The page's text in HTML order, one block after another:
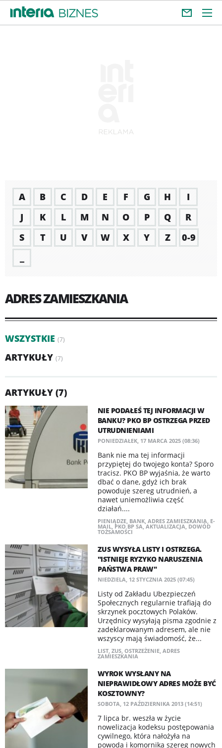
A B C D E F G H
I
J
K L M N O P Q
R
S
T U V W X Y Z
0-9
ADRES ZAMIESZKANIA
WSZYSTKIE (7)
ARTYKUŁY (7)
ARTYKUŁY (7)
NIE PODAŁEŚ TEJ INFORMACJI W
BANKU? PKO BP OSTRZEGA PRZED
UTRUDNIENIAMI
PONIEDZIAŁEK, 17 MARCA 2025 (08:36)
Bank nie ma tej informacji
przypiętej do twojego konta? Sporo
tracisz. PKO BP wyjaśnia, że warto
dbać o dane, gdyż ich brak
powoduje szereg utrudnień, a
nawet uniemożliwia część
działań....
PIENIĄDZE, BANK, ADRES ZAMIESZKANIA, E-
MAIL, PKO BP SA,AKTUALIZACJA, DOWÓD
TOŻSAMOŚCI
ZUS WYSYŁA LISTY I OSTRZEGA.
"ISTNIEJE RYZYKO NARUSZENIA
PAŃSTWA PRAW"
NIEDZIELA, 12 STYCZNIA 2025 (07:45)
Listy od Zakładu Ubezpieczeń
Społecznych regularnie trafiają do
skrzynek pocztowych Polaków.
Urzędnicy wysyłają pisma zgodnie z
zadeklarowanym adresem, ale nie
wszyscy mają świadomość, że...
LIST, ZUS, OSTRZEŻENIE, ADRES
ZAMIESZKANIA
WYROK WYSŁANY NA
NIEPRAWIDŁOWY ADRES MOŻE BYĆ
KOSZTOWNY?
SOBOTA, 12 PAŹDZIERNIKA 2013 (14:51)
7 lipca br. weszła w życie
nowelizacja kodeksu postępowania
cywilnego, która nałożyła na
powoda i komornika szereg nowych